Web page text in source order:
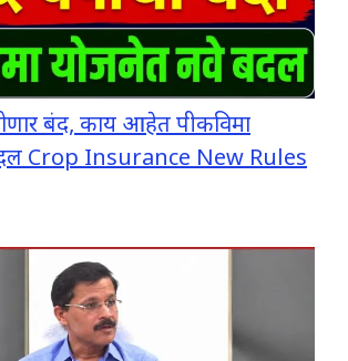
बंद, काय आहेत पीकविमा
Crop Insurance New Rules